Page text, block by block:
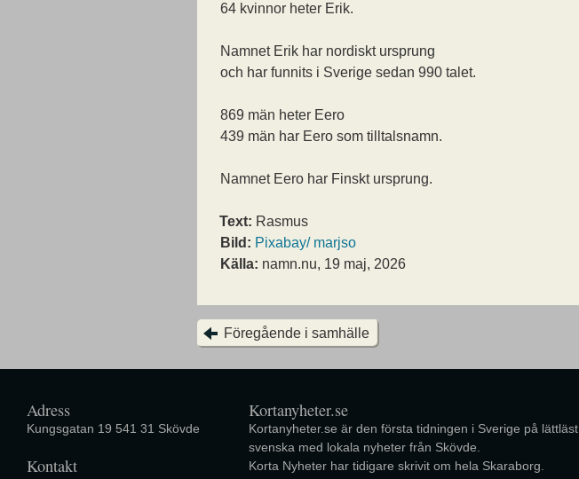
64 kvinnor heter Erik.
Namnet Erik har nordiskt ursprung
och har funnits i Sverige sedan 990 talet.
869 män heter Eero
439 män har Eero som tilltalsnamn.
Namnet Eero har Finskt ursprung.
Text: Rasmus
Bild: Pixabay/ marjso
Källa: namn.nu, 19 maj, 2026
Föregående i samhälle
Adress
Kungsgatan 19 541 31 Skövde
Kontakt
Kortanyheter.se
Kortanyheter.se är den första tidningen i Sverige på lättläst
svenska med lokala nyheter från Skövde.
Korta Nyheter har tidigare skrivit om hela Skaraborg.